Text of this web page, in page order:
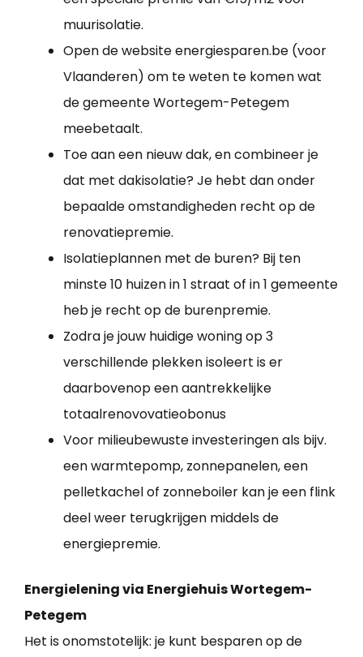
muurisolatie.
Open de website energiesparen.be (voor
Vlaanderen) om te weten te komen wat
de gemeente Wortegem-Petegem
meebetaalt.
Toe aan een nieuw dak, en combineer je
dat met dakisolatie? Je hebt dan onder
bepaalde omstandigheden recht op de
renovatiepremie.
Isolatieplannen met de buren? Bij ten
minste 10 huizen in 1 straat of in 1 gemeente
heb je recht op de burenpremie.
Zodra je jouw huidige woning op 3
verschillende plekken isoleert is er
daarbovenop een aantrekkelijke
totaalrenovovatieobonus
Voor milieubewuste investeringen als bijv.
een warmtepomp, zonnepanelen, een
pelletkachel of zonneboiler kan je een flink
deel weer terugkrijgen middels de
energiepremie.
Energielening via Energiehuis Wortegem-
Petegem
Het is onomstotelijk: je kunt besparen op de